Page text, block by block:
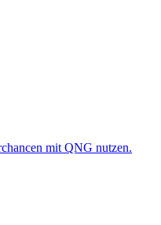
mit QNG nutzen.